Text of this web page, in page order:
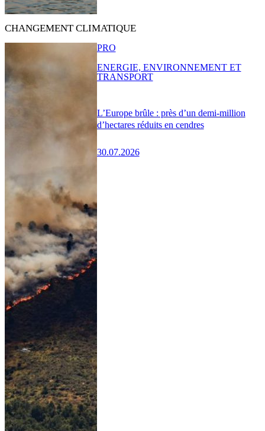
CHANGEMENT CLIMATIQUE
L’Europe brûle : près d’un demi-million
d’hectares réduits en cendres
30.07.2026
PRO
ENERGIE, ENVIRONNEMENT ET
TRANSPORT